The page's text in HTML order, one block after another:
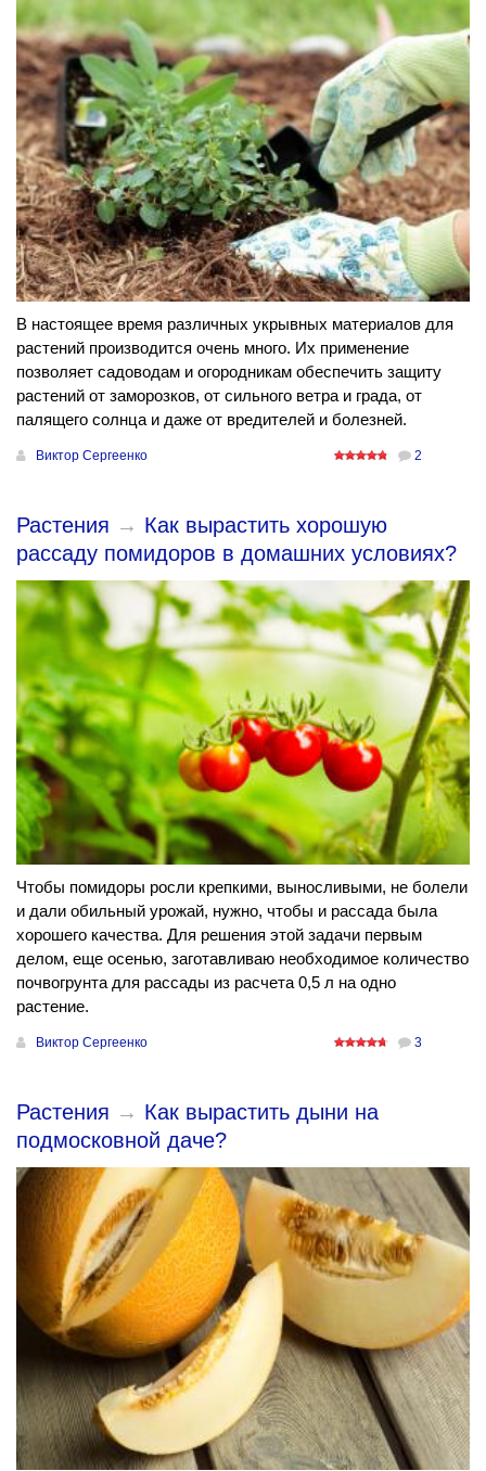
В настоящее время различных укрывных материалов для
растений производится очень много. Их применение
позволяет садоводам и огородникам обеспечить защиту
растений от заморозков, от сильного ветра и града, от
палящего солнца и даже от вредителей и болезней.
Виктор Сергеенко 2
Растения → Как вырастить хорошую
рассаду помидоров в домашних условиях?
Чтобы помидоры росли крепкими, выносливыми, не болели
и дали обильный урожай, нужно, чтобы и рассада была
хорошего качества. Для решения этой задачи первым
делом, еще осенью, заготавливаю необходимое количество
почвогрунта для рассады из расчета 0,5 л на одно
растение.
Виктор Сергеенко 3
Растения → Как вырастить дыни на
подмосковной даче?